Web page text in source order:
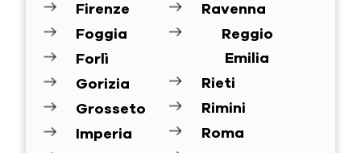
Firenze
Foggia
Forlì
Gorizia
Grosseto
Imperia
Ravenna
Reggio
Emilia
Rieti
Rimini
Roma